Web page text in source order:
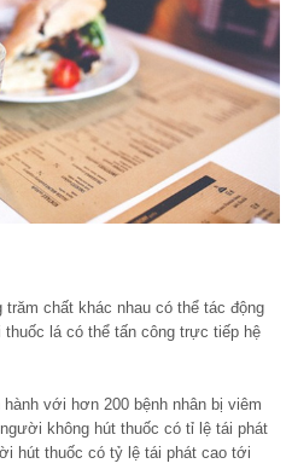
trăm chất khác nhau có thể tác động
lá có thể tấn công trực tiếp hệ
với hơn 200 bệnh nhân bị viêm
không hút thuốc có tỉ lệ tái phát
hút thuốc có tỷ lệ tái phát cao tới